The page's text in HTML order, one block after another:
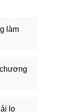
làm
lo